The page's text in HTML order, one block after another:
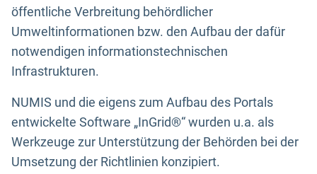
öffentliche Verbreitung behördlicher
Umweltinformationen bzw. den Aufbau der dafür
notwendigen informationstechnischen
Infrastrukturen.
NUMIS und die eigens zum Aufbau des Portals
entwickelte Software „InGrid®“ wurden u.a. als
Werkzeuge zur Unterstützung der Behörden bei der
Umsetzung der Richtlinien konzipiert.